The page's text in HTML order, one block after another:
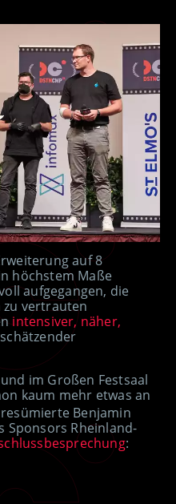
auf 8
höchstem Maße
aufgegangen, die
vertrauten
intensiver, näher,
im Großen Festsaal
kaum mehr etwas an
Benjamin
Sponsors Rheinland-
: